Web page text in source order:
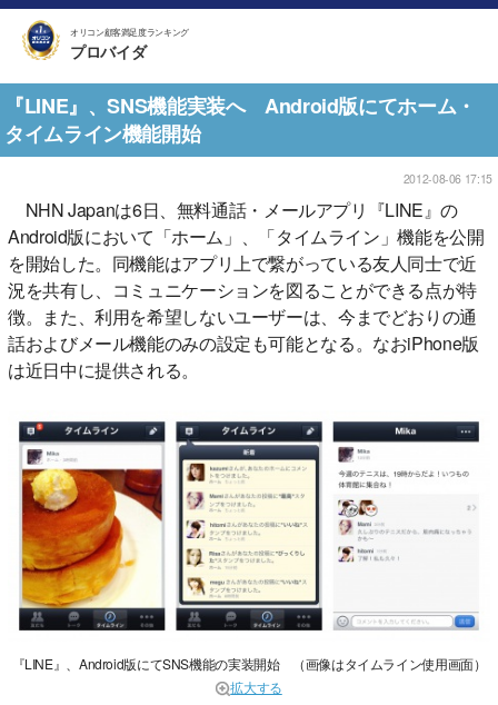
オリコン顧客満足度ランキング
プロバイダ
『LINE』、SNS機能実装へ Android版にてホーム・
タイムライン機能開始
2012-08-06 17:15
NHN Japanは6日、無料通話・メールアプリ『LINE』の
Android版において「ホーム」、「タイムライン」機能を公開
を開始した。同機能はアプリ上で繋がっている友人同士で近
況を共有し、コミュニケーションを図ることができる点が特
徴。また、利用を希望しないユーザーは、今までどおりの通
話およびメール機能のみの設定も可能となる。なおiPhone版
は近日中に提供される。
『LINE』、Android版にてSNS機能の実装開始 （画像はタイムライン使用画面）
拡大する